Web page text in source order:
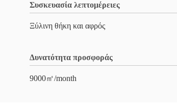
Συσκευασία λεπτομέρειες
Ξύλινη θήκη και αφρός
Δυνατότητα προσφοράς
9000㎡/month